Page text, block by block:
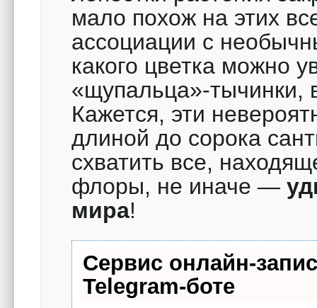
мало похож на этих
ассоциации с
какого цветка можно
«щупальца»-тычинки,
Кажется, эти
длиной до сорока
схватить все,
флоры, не иначе —
мира!
Сервис онлайн-
Telegram-боте